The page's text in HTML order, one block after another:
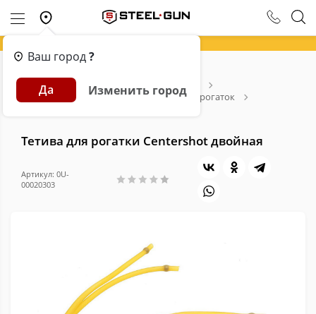
Ваш город?
Да Изменить город
Главная Каталог
Рогатки и аксессуары
Расходники для рогаток
Тетива для рогатки Centershot двойная
Артикул: 0U-
00020303